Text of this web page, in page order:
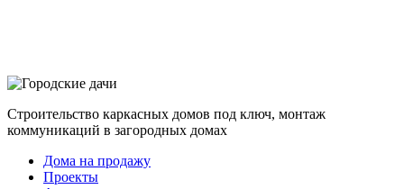
Строительство каркасных домов под ключ, монтаж
коммуникаций в загородных домах
Дома на продажу
Проекты